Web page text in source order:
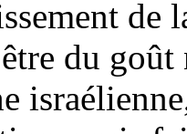
de
du goût